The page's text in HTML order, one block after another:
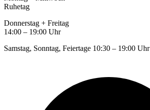
Ruhetag
Donnerstag + Freitag
14:00 – 19:00 Uhr
Samstag, Sonntag, Feiertage 10:30 – 19:00 Uhr